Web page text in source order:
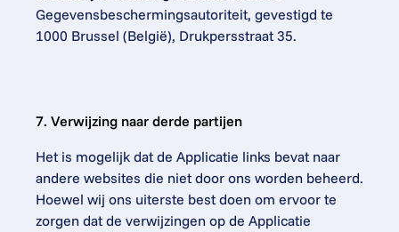
Gegevensbeschermingsautoriteit, gevestigd te
1000 Brussel (België), Drukpersstraat 35.
7. Verwijzing naar derde partijen
Het is mogelijk dat de Applicatie links bevat naar
andere websites die niet door ons worden beheerd.
Hoewel wij ons uiterste best doen om ervoor te
zorgen dat de verwijzingen op de Applicatie